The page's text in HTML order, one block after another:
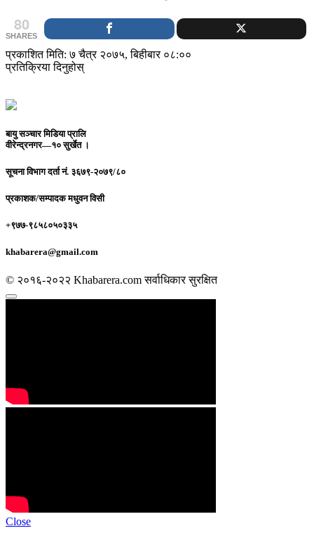
80
SHARES
प्रकाशित मिति: ७ चैत्र २०७५, बिहीबार ०८:००
प्रतिक्रिया दिनुहोस्
बायु सञ्चार मिडिया प्रालि
वीरेन्द्रनगर—१० सुर्खेत ।
सूचना विभाग दर्ता नं. ३६७९-२०७९/८०
प्रकाशक/सम्पादकमधुवन विसी
+९७७-९८५८०५०३३५
khabarera@gmail.com
© २०१६-२०२२ Khabarera.com सर्वाधिकार सुरक्षित
Close